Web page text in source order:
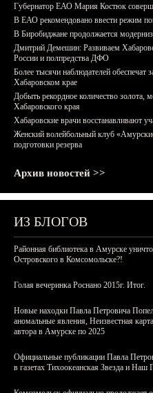
Губернатор ЕАО Мария Костюк
В ЕАО рекомендовано ввести режим
В Биробиджане продолжается
Дмитрий Демешин: Развиваем
России и полпредства ДФО
Более тысячи наблюдателей обеспечат
Хабаровском крае
Добыть рекордное количество золота,
Хабаровского края
Хабаровские врачи восстанавливают
Женский волейбольный клуб
подготовки резерва
Архив новостей >>
ИЗ БЛОГОВ
Районная библиотека в Амурске
Островского в Комсомольске?!
Голая вечеринка Роснано 2015г. Итог.
Новые находки Павла Петровича
аномальные явления, Неизвестная
автора в Амурске по 2025
Официальные публикации Павла
в газетах Тихоокеанская Звезда и